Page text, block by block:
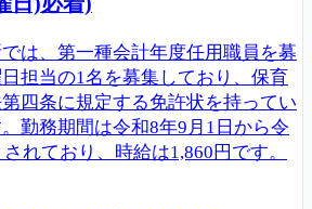
は、第一種会計年度任用職員を募
担当の1名を募集しており、保育
四条に規定する免許状を持ってい
勤務期間は令和8年9月1日から令
れており、時給は1,860円です。